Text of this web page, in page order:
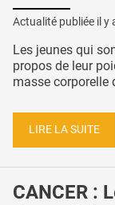
Actualité publiée il y
Les jeunes qui
propos de leur
masse corporelle
LIRE LA SUITE
CANCER :